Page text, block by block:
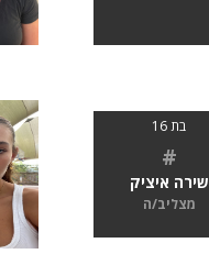
בת 16
#
שירה איציק
מצליב/ה